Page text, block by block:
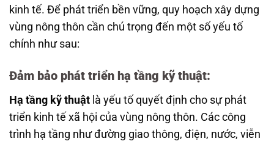
kinh tế. Để phát triển bền vững, quy hoạch xây dựng
vùng nông thôn cần chú trọng đến một số yếu tố
chính như sau:
Đảm bảo phát triển hạ tầng kỹ thuật:
Hạ tầng kỹ thuật là yếu tố quyết định cho sự phát
triển kinh tế xã hội của vùng nông thôn. Các công
trình hạ tầng như đường giao thông, điện, nước, viễn